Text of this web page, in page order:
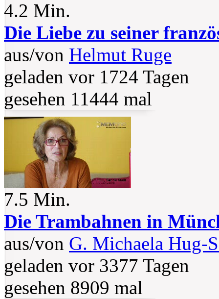
4.2 Min.
Die Liebe zu seiner
aus/von Helmut Ruge
geladen vor 1724 Tagen
gesehen 11444 mal
7.5 Min.
Die Trambahnen in
aus/von G. Michaela Hug-
geladen vor 3377 Tagen
gesehen 8909 mal